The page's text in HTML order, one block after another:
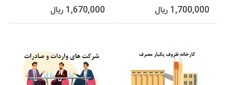
شماره تلفن، آدرس و شماره
همراه استان تهران و... می شود و
به صورت اکس...
1,700,000 ریال شماره تلفن، آدرس و شماره
همراه استان اصفهان و... می شود
و به صورت اکسل آ...
1,670,000 ریال